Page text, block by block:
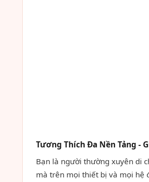
Tương Thích Đa Nền Tảng -
Bạn là người thường xuyên di
mà trên mọi thiết bị và mọi hệ